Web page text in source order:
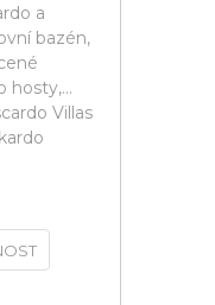
a
bazén,
hosty,...
Villas